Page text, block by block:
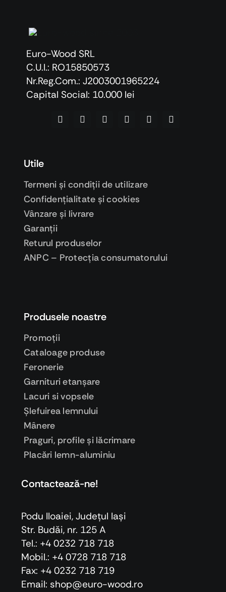
Euro-Wood SRL
C.U.I.: RO15850573
Nr.Reg.Com.: J2003001965224
Capital Social: 10.000 lei
Produsele noastre
Promoţii
Cataloage produse
Feronerie
Garnituri etanşare
Lacuri si vopsele
Şlefuirea lemnului
Mânere
Praguri, profile şi lăcrimare
Placări lemn-aluminiu
Utile
Termeni şi condiţii de utilizare
Confidenţialitate şi cookies
Vânzare şi livrare
Garanţii
Returul produselor
ANPC – Protecţia consumatorului
Contactează-ne!
Podu Iloaiei, Judeţul Iaşi
Str. Budăi, nr. 125 A
Tel.: +4 0232 718 718
Mobil.: +4 0728 718 718
Fax: +4 0232 718 719
Email: shop@euro-wood.ro